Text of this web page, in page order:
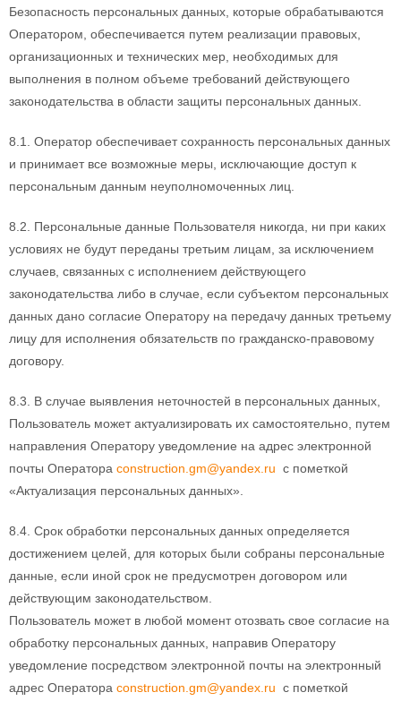
Безопасность персональных данных, которые обрабатываются
Оператором, обеспечивается путем реализации правовых,
организационных и технических мер, необходимых для
выполнения в полном объеме требований действующего
законодательства в области защиты персональных данных.
8.1. Оператор обеспечивает сохранность персональных данных
и принимает все возможные меры, исключающие доступ к
персональным данным неуполномоченных лиц.
8.2. Персональные данные Пользователя никогда, ни при каких
условиях не будут переданы третьим лицам, за исключением
случаев, связанных с исполнением действующего
законодательства либо в случае, если субъектом персональных
данных дано согласие Оператору на передачу данных третьему
лицу для исполнения обязательств по гражданско-правовому
договору.
8.3. В случае выявления неточностей в персональных данных,
Пользователь может актуализировать их самостоятельно, путем
направления Оператору уведомление на адрес электронной
почты Оператора construction.gm@yandex.ru с пометкой
«Актуализация персональных данных».
8.4. Срок обработки персональных данных определяется
достижением целей, для которых были собраны персональные
данные, если иной срок не предусмотрен договором или
действующим законодательством.
Пользователь может в любой момент отозвать свое согласие на
обработку персональных данных, направив Оператору
уведомление посредством электронной почты на электронный
адрес Оператора construction.gm@yandex.ru с пометкой